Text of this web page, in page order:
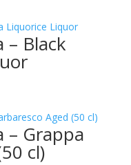
– Black
– Grappa
cl)